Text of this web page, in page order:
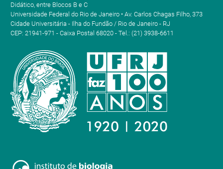
Didático, entre Blocos B e C
Universidade Federal do Rio de Janeiro • Av. Carlos Chagas Filho, 373
Cidade Universitária - Ilha do Fundão / Rio de Janeiro - RJ
CEP: 21941-971 - Caixa Postal 68020 - Tel.: (21) 3938-6611